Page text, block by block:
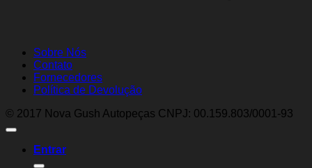
Sobre Nós
Contato
Fornecedores
Política de Devolução
© 2017 Nova Gush Autopeças CNPJ: 00.159.803/0001-93
Entrar